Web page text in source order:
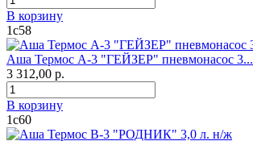
В корзину
1с58
Аша Термос А-3 "ГЕЙЗЕР" пневмонасос 3...
3 312,00 р.
В корзину
1с60